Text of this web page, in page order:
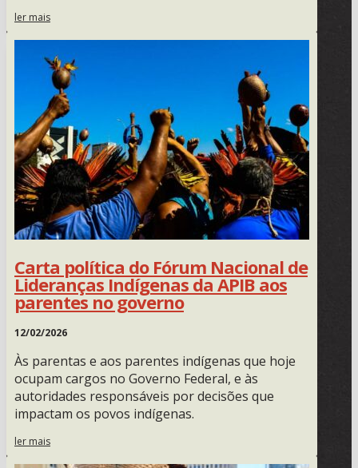
ler mais
Carta política do Fórum Nacional de
Lideranças Indígenas da APIB aos
parentes no governo
12/02/2026
Às parentas e aos parentes indígenas que hoje
ocupam cargos no Governo Federal, e às
autoridades responsáveis por decisões que
impactam os povos indígenas.
ler mais